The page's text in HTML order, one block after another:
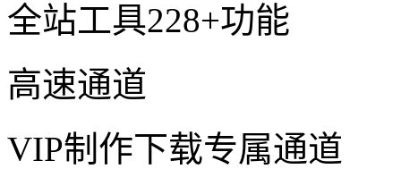
全站工具228+功能
高速通道
VIP制作下载专属通道